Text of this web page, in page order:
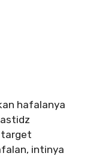
hafalanya
target
intinya